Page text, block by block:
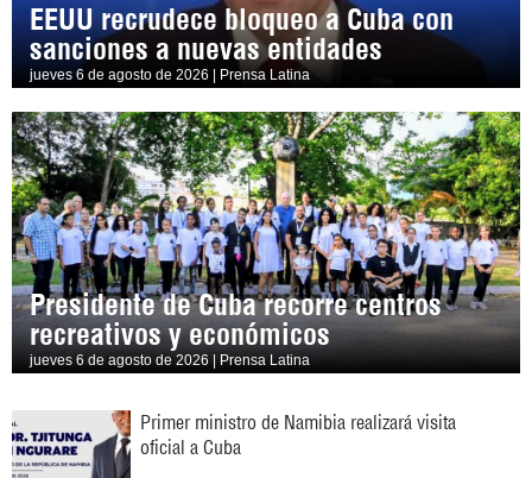
EEUU recrudece bloqueo a Cuba con
sanciones a nuevas entidades
jueves 6 de agosto de 2026 | Prensa Latina
Presidente de Cuba recorre centros
recreativos y económicos
jueves 6 de agosto de 2026 | Prensa Latina
Primer ministro de Namibia realizará visita
oficial a Cuba